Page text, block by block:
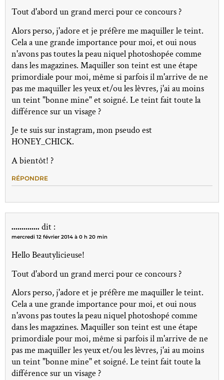
Tout d'abord un grand merci pour ce concours ?
Alors perso, j'adore et je préfère me maquiller le teint.
Cela a une grande importance pour moi, et oui nous
n'avons pas toutes la peau niquel photoshopée comme
dans les magazines. Maquiller son teint est une étape
primordiale pour moi, même si parfois il m'arrive de ne
pas me maquiller les yeux et/ou les lèvres, j'ai au moins
un teint "bonne mine" et soigné. Le teint fait toute la
différence sur un visage ?
Je te suis sur instagram, mon pseudo est
HONEY_CHICK.
A bientôt! ?
RÉPONDRE
.............. dit :
mercredi 12 février 2014 à 0 h 20 min
Hello Beautylicieuse!
Tout d'abord un grand merci pour ce concours ?
Alors perso, j'adore et je préfère me maquiller le teint.
Cela a une grande importance pour moi, et oui nous
n'avons pas toutes la peau niquel photoshopé comme
dans les magazines. Maquiller son teint est une étape
primordiale pour moi, même si parfois il m'arrive de ne
pas me maquiller les yeux et/ou les lèvres, j'ai au moins
un teint "bonne mine" et soigné. Le teint fait toute la
différence sur un visage ?